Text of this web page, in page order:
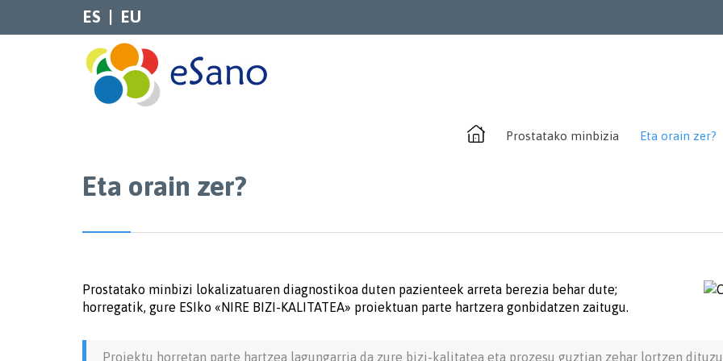
ES EU
Prostatako minbizia Eta orain zer?
Eta orain zer?
Prostatako minbizi lokalizatuaren diagnostikoa duten pazienteek arreta berezia behar dute;
horregatik, gure ESIko «NIRE BIZI-KALITATEA» proiektuan parte hartzera gonbidatzen zaitugu.
Proiektu horretan parte hartzea lagungarria da zure bizi-kalitatea eta prozesu guztian zehar lortzen